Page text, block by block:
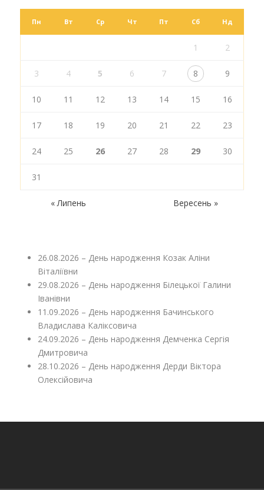
Пн Вт Ср Чт Пт Сб Нд
1 2
3 4 5 6 7 8 9
10 11 12 13 14 15 16
17 18 19 20 21 22 23
24 25 26 27 28 29 30
31
« Липень Вересень »
26.08.2026 – День народження Козак Аліни
Віталіївни
29.08.2026 – День народження Білецької Галини
Іванівни
11.09.2026 – День народження Бачинського
Владислава Каліксовича
24.09.2026 – День народження Демченка Сергія
Дмитровича
28.10.2026 – День народження Дерди Віктора
Олексійовича